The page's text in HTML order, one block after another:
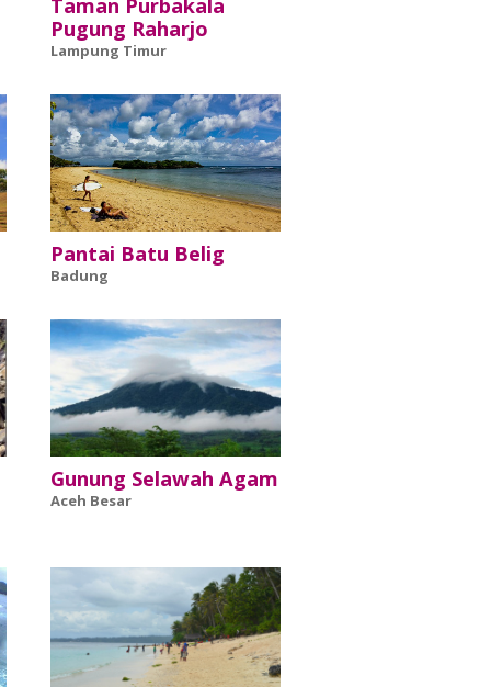
Taman Purbakala
Pugung Raharjo
Lampung Timur
Pantai Batu Belig
Badung
Gunung Selawah Agam
Aceh Besar